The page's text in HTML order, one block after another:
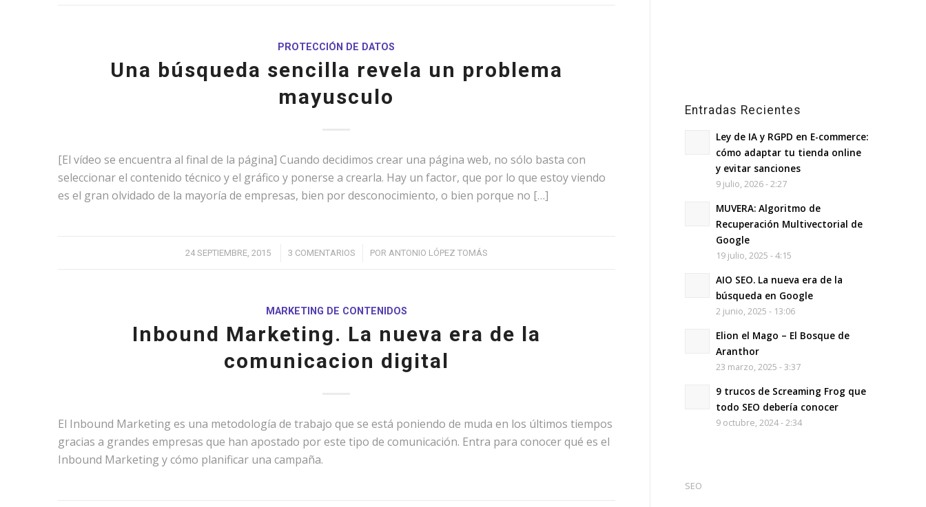
PROTECCIÓN DE DATOS
Una búsqueda sencilla revela un problema
mayusculo
[El vídeo se encuentra al final de la página] Cuando decidimos crear una página web, no sólo basta con
seleccionar el contenido técnico y el gráfico y ponerse a crearla. Hay un factor, que por lo que estoy viendo
es el gran olvidado de la mayoría de empresas, bien por desconocimiento, o bien porque no […]
24 SEPTIEMBRE, 2015
/ 3 COMENTARIOS
/ POR ANTONIO LÓPEZ TOMÁS
MARKETING DE CONTENIDOS
Inbound Marketing. La nueva era de la
comunicacion digital
El Inbound Marketing es una metodología de trabajo que se está poniendo de muda en los últimos tiempos
gracias a grandes empresas que han apostado por este tipo de comunicación. Entra para conocer qué es el
Inbound Marketing y cómo planificar una campaña.
Entradas Recientes
Ley de IA y RGPD en E-commerce:
cómo adaptar tu tienda online
y evitar sanciones
9 julio, 2026 - 2:27
MUVERA: Algoritmo de
Recuperación Multivectorial de
Google
19 julio, 2025 - 4:15
AIO SEO. La nueva era de la
búsqueda en Google
2 junio, 2025 - 13:06
Elion el Mago – El Bosque de
Aranthor
23 marzo, 2025 - 3:37
9 trucos de Screaming Frog que
todo SEO debería conocer
9 octubre, 2024 - 2:34
SEO